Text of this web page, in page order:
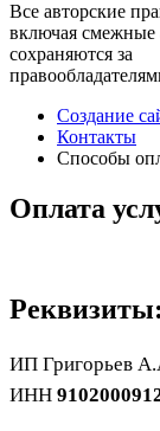
Все авторские
включая смежные
сохраняются за
Создание
Контакты
Способы
Оплата
Реквизиты:
ИП Григорьев
ИНН